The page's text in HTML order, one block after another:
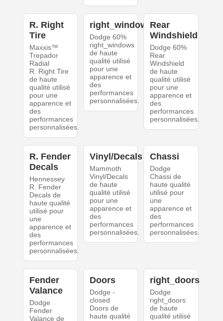
R. Right
Tire
Maxxis™
Trepador
Radial
R. Right Tire
de haute
qualité utilisé
pour une
apparence et
des
performances
personnalisées.
right_windows
Dodge 60%
right_windows
de haute
qualité utilisé
pour une
apparence et
des
performances
personnalisées.
Rear
Windshield
Dodge 60%
Rear
Windshield
de haute
qualité utilisé
pour une
apparence et
des
performances
personnalisées.
R. Fender
Decals
Hennessey
R. Fender
Decals de
haute qualité
utilisé pour
une
apparence et
des
performances
personnalisées.
Vinyl/Decals
Mammoth
Vinyl/Decals
de haute
qualité utilisé
pour une
apparence et
des
performances
personnalisées.
Chassi
Dodge
Chassi de
haute qualité
utilisé pour
une
apparence et
des
performances
personnalisées.
Fender
Valance
Dodge
Fender
Valance de
Doors
Dodge -
closed
Doors de
haute qualité
right_doors
Dodge
right_doors
de haute
qualité utilisé